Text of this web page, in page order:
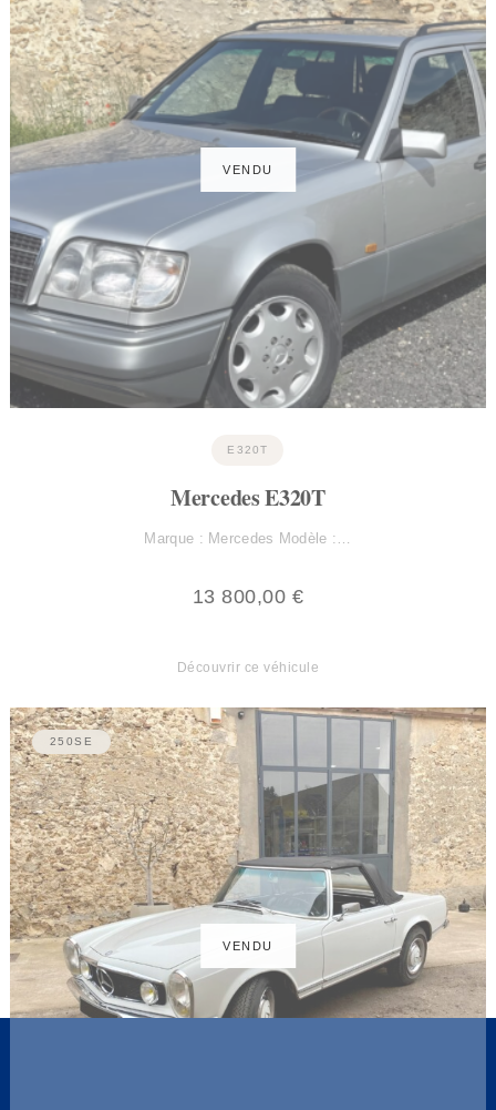
E320T
Mercedes E320T
Marque : Mercedes Modèle :…
13 800,00 €
Découvrir ce véhicule
250SE